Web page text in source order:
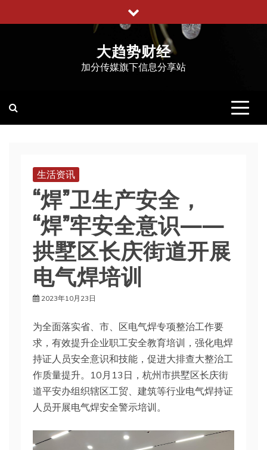
至
大趋势财经
加分传媒旗下信息分享站
生活资讯
“焊”卫生产安全，
“焊”牢安全意识——
拱墅区长庆街道开展
电气焊培训
2023年10月23日
为全面落实省、市、区电气焊专项整治工作要
求，有效提升企业职工安全教育培训，强化电焊
持证人员安全意识和技能，促进大排查大整治工
作质量提升。10月13日，杭州市拱墅区长庆街
道平安办组织辖区工贸、建筑等行业电气焊持证
人员开展电气焊安全警示培训。